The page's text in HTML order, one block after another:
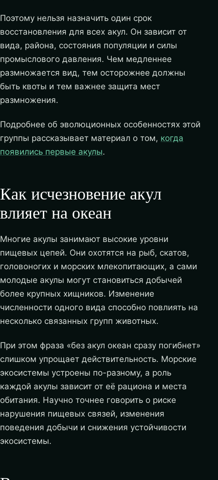
Поэтому нельзя назначить один срок
восстановления для всех акул. Он зависит от
вида, района, состояния популяции и силы
промыслового давления. Чем медленнее
размножается вид, тем осторожнее должны
быть квоты и тем важнее защита мест
размножения.
Подробнее об эволюционных особенностях этой
группы рассказывает материал о том, когда
появились первые акулы.
Как исчезновение акул
влияет на океан
Многие акулы занимают высокие уровни
пищевых цепей. Они охотятся на рыб, скатов,
головоногих и морских млекопитающих, а сами
молодые акулы могут становиться добычей
более крупных хищников. Изменение
численности одного вида способно повлиять на
несколько связанных групп животных.
При этом фраза «без акул океан сразу погибнет»
слишком упрощает действительность. Морские
экосистемы устроены по-разному, а роль
каждой акулы зависит от её рациона и места
обитания. Научно точнее говорить о риске
нарушения пищевых связей, изменения
поведения добычи и снижения устойчивости
экосистемы.